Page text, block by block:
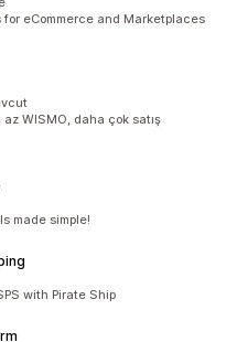
eCommerce and Marketplaces
WISMO, daha çok satış
made simple!
with Pirate Ship